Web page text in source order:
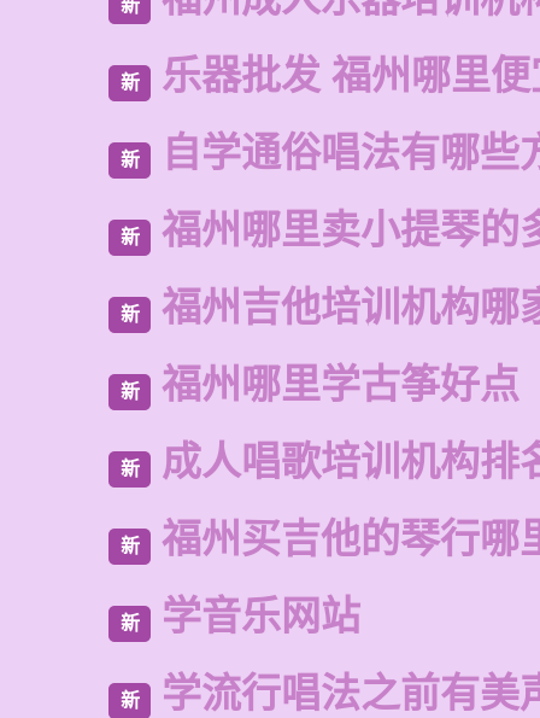
新
新 乐器批发 福州哪里
新 自学通俗唱法有哪些
新 福州哪里卖小提琴的
新 福州吉他培训机构哪
新 福州哪里学古筝好点
新 成人唱歌培训机构排
新 福州买吉他的琴行哪
新 学音乐网站
新 学流行唱法之前有美